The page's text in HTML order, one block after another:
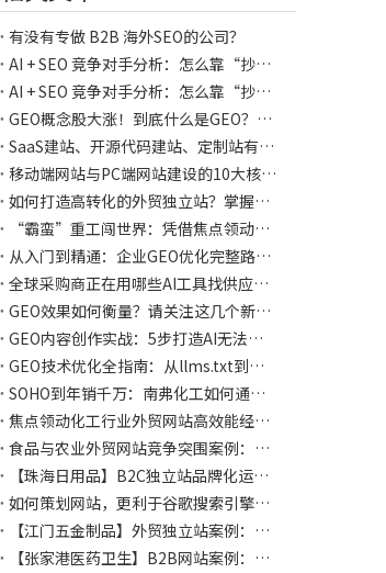
有没有专做 B2B 海外SEO的公司？
AI + SEO 竞争对手分析：怎么靠“抄作业”超越同行？（下） 还有一个隐藏宝藏功能
AI + SEO 竞争对手分析：怎么靠“抄作业”超越同行？（上）
GEO概念股大涨！到底什么是GEO？企业开始有流量焦虑了？
SaaS建站、开源代码建站、定制站有什么区别？外贸网站建设全指南
移动端网站与PC端网站建设的10大核心差异：掌握移动优先策略，助力独立站推广
如何打造高转化的外贸独立站？掌握10大移动友好设计策略，实现搜索排名飞跃
“霸蛮”重工闯世界：凭借焦点领动独立站，在内陆腹地建造起一座“数字码头”
从入门到精通：企业GEO优化完整路线图与常见陷阱规避
全球采购商正在用哪些AI工具找供应商？2025年AI搜索布局指南
GEO效果如何衡量？请关注这几个新型评估指标！
GEO内容创作实战：5步打造AI无法抗拒的权威文章
GEO技术优化全指南：从llms.txt到结构化数据，让AI更懂你的网站
SOHO到年销千万：南弗化工如何通过焦点领动品牌化网站建设与谷歌广告投放，实现全球市场突破
焦点领动化工行业外贸网站高效能经营案例：透明化数据看板与定向内容策略，如何提升询盘转化率
食品与农业外贸网站竞争突围案例：3大针对性内容运营策略，实现自然流量翻倍
【珠海日用品】B2C独立站品牌化运营案例：社交媒体引流策略，实现复购率提升
如何策划网站，更利于谷歌搜索引擎的收录？
【江门五金制品】外贸独立站案例：精细化产品页面优化，带动海外批发询盘提升
【张家港医药卫生】B2B网站案例：合规性与多语言策略，助力企业通过线上渠道获千万订单